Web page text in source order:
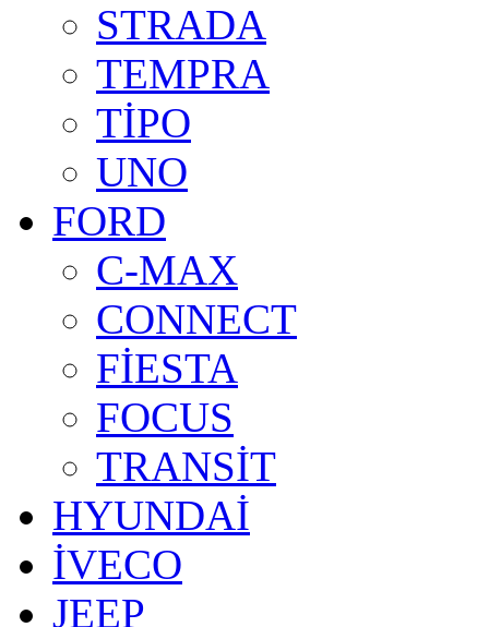
STRADA
TEMPRA
TİPO
UNO
FORD
C-MAX
CONNECT
FİESTA
FOCUS
TRANSİT
HYUNDAİ
İVECO
JEEP